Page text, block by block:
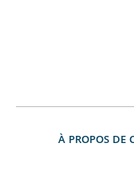
À PROPOS DE